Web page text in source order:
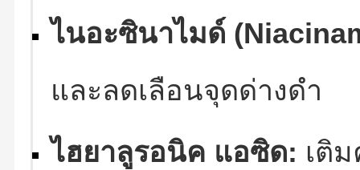
ไนอะซินาไมด์
และลดเลือนจุดด่างดำ
ไฮยาลูรอนิค แอซิด: เติ